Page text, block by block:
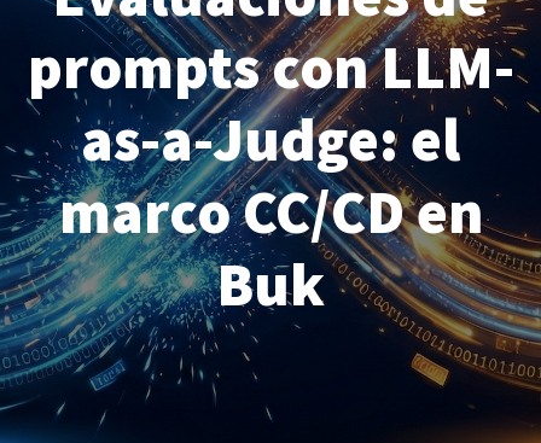
prompts con LLM-
as-a-Judge: el
marco CC/CD en
Buk